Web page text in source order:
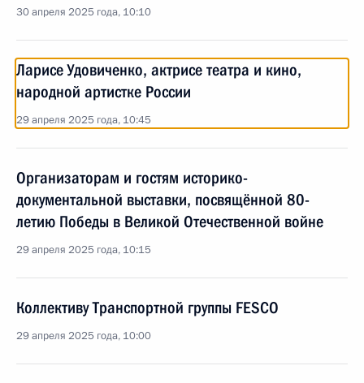
30 апреля 2025 года, 10:10
Ларисе Удовиченко, актрисе театра и кино,
народной артистке России
29 апреля 2025 года, 10:45
Организаторам и гостям историко-
документальной выставки, посвящённой 80-
летию Победы в Великой Отечественной войне
29 апреля 2025 года, 10:15
Коллективу Транспортной группы FESCO
29 апреля 2025 года, 10:00